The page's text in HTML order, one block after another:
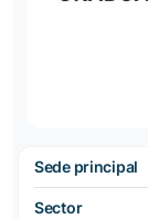
Sede principal
Sector